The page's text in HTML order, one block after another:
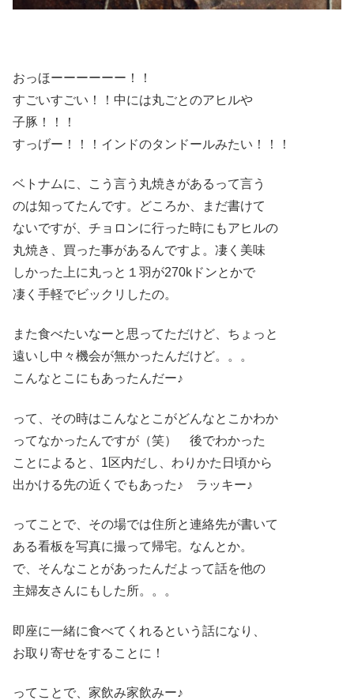
おっほーーーーーー！！
すごいすごい！！中には丸ごとのアヒルや
子豚！！！
すっげー！！！インドのタンドールみたい！！！
ベトナムに、こう言う丸焼きがあるって言う
のは知ってたんです。どころか、まだ書けて
ないですが、チョロンに行った時にもアヒルの
丸焼き、買った事があるんですよ。凄く美味
しかった上に丸っと１羽が270kドンとかで
凄く手軽でビックリしたの。
また食べたいなーと思ってただけど、ちょっと
遠いし中々機会が無かったんだけど。。。
こんなとこにもあったんだー♪
って、その時はこんなとこがどんなとこかわか
ってなかったんですが（笑） 後でわかった
ことによると、1区内だし、わりかた日頃から
出かける先の近くでもあった♪ ラッキー♪
ってことで、その場では住所と連絡先が書いて
ある看板を写真に撮って帰宅。なんとか。
で、そんなことがあったんだよって話を他の
主婦友さんにもした所。。。
即座に一緒に食べてくれるという話になり、
お取り寄せをすることに！
ってことで、家飲み家飲みー♪